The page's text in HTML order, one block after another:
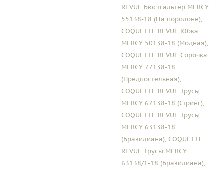
REVUE Бюстгальтер MERCY
55138-18 (На поролоне),
COQUETTE REVUE Юбка
MERCY 50138-18 (Модная),
COQUETTE REVUE Сорочка
MERCY 77138-18
(Предпостельная),
COQUETTE REVUE Трусы
MERCY 67138-18 (Стринг),
COQUETTE REVUE Трусы
MERCY 63138-18
(Бразилиана), COQUETTE
REVUE Трусы MERCY
63138/1-18 (Бразилиана),